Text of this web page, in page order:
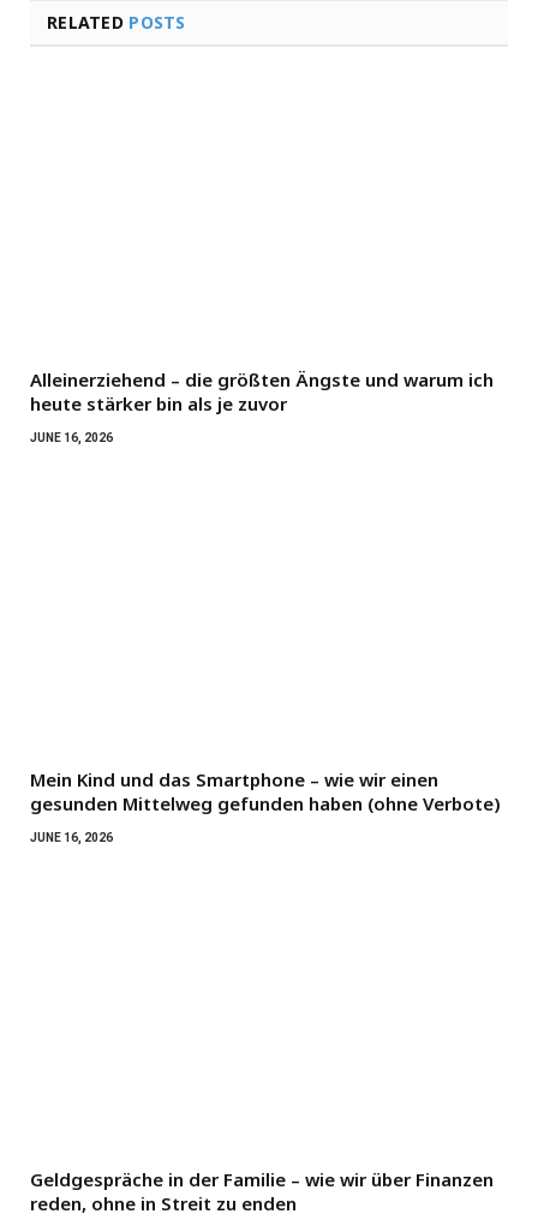
RELATED POSTS
Alleinerziehend – die größten Ängste und warum ich
heute stärker bin als je zuvor
JUNE 16, 2026
Mein Kind und das Smartphone – wie wir einen
gesunden Mittelweg gefunden haben (ohne Verbote)
JUNE 16, 2026
Geldgespräche in der Familie – wie wir über Finanzen
reden, ohne in Streit zu enden